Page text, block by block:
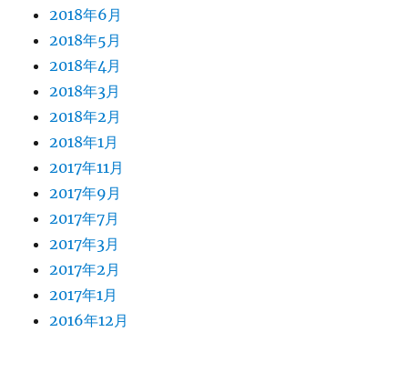
2018年6月
2018年5月
2018年4月
2018年3月
2018年2月
2018年1月
2017年11月
2017年9月
2017年7月
2017年3月
2017年2月
2017年1月
2016年12月